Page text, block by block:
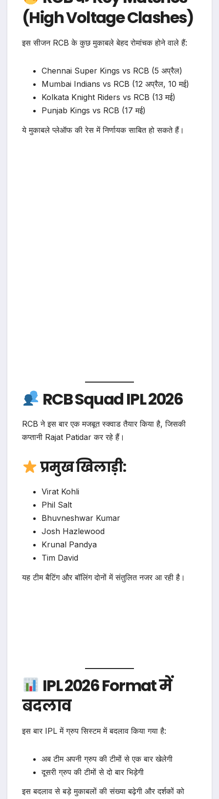
(High Voltage Clashes)
इस सीजन RCB के कुछ मुकाबले बेहद रोमांचक होने वाले हैं:
Chennai Super Kings vs RCB (5 अप्रैल)
Mumbai Indians vs RCB (12 अप्रैल, 10 मई)
Kolkata Knight Riders vs RCB (13 मई)
Punjab Kings vs RCB (17 मई)
ये मुकाबले प्लेऑफ की रेस में निर्णायक साबित हो सकते हैं।
RCB Squad IPL 2026
RCB ने इस बार एक मजबूत स्क्वाड तैयार किया है, जिसकी
कप्तानी Rajat Patidar कर रहे हैं।
प्रमुख खिलाड़ी:
Virat Kohli
Phil Salt
Bhuvneshwar Kumar
Josh Hazlewood
Krunal Pandya
Tim David
यह टीम बैटिंग और बॉलिंग दोनों में संतुलित नजर आ रही है।
IPL 2026 Format में
बदलाव
इस बार IPL में ग्रुप सिस्टम में बदलाव किया गया है:
अब टीम अपनी ग्रुप की टीमों से एक बार खेलेगी
दूसरी ग्रुप की टीमों से दो बार भिड़ेगी
इस बदलाव से बड़े मुकाबलों की संख्या बढ़ेगी और दर्शकों को